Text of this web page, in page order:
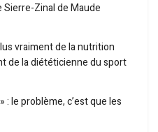
Sierre-Zinal de Maude
vraiment de la nutrition
de la diététicienne du sport
: le problème, c’est que les